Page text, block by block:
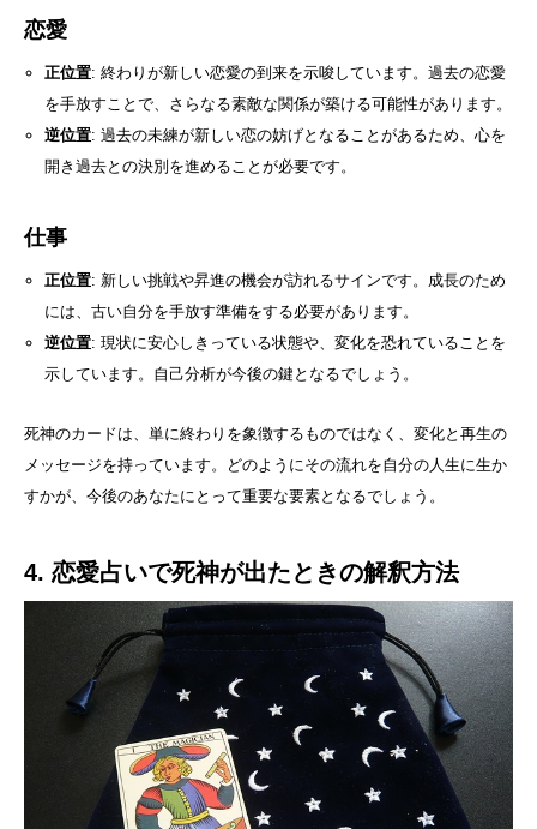
恋愛
正位置: 終わりが新しい恋愛の到来を示唆しています。過去の恋愛
を手放すことで、さらなる素敵な関係が築ける可能性があります。
逆位置: 過去の未練が新しい恋の妨げとなることがあるため、心を
開き過去との決別を進めることが必要です。
仕事
正位置: 新しい挑戦や昇進の機会が訪れるサインです。成長のため
には、古い自分を手放す準備をする必要があります。
逆位置: 現状に安心しきっている状態や、変化を恐れていることを
示しています。自己分析が今後の鍵となるでしょう。
死神のカードは、単に終わりを象徴するものではなく、変化と再生の
メッセージを持っています。どのようにその流れを自分の人生に生か
すかが、今後のあなたにとって重要な要素となるでしょう。
4. 恋愛占いで死神が出たときの解釈方法